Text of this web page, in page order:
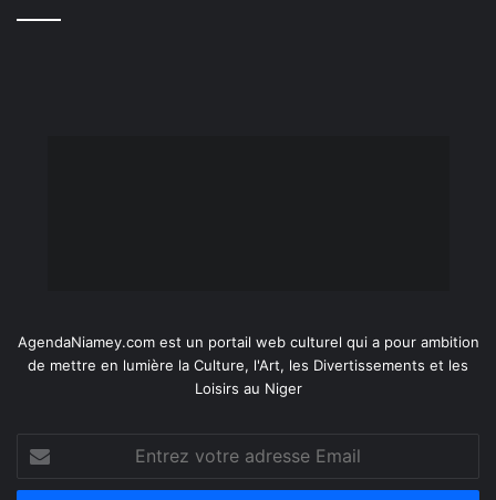
AgendaNiamey.com est un portail web culturel qui a pour ambition
de mettre en lumière la Culture, l'Art, les Divertissements et les
Loisirs au Niger
Entrez
votre
adresse